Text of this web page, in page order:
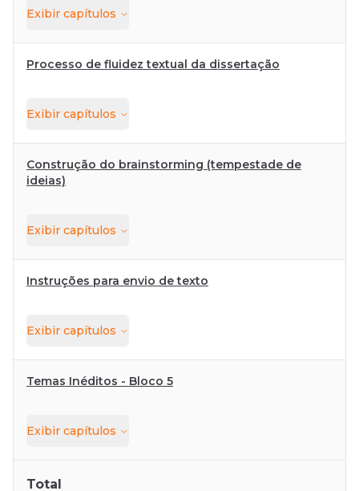
Exibir capítulos
Processo de fluidez textual da dissertação
Exibir capítulos
Construção do brainstorming (tempestade de
ideias)
Exibir capítulos
Instruções para envio de texto
Exibir capítulos
Temas Inéditos - Bloco 5
Exibir capítulos
Total